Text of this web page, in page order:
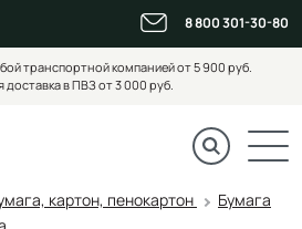
8 800 301-30-80
транспортной компанией от 5 900 руб.
доставка в ПВЗ от 3 000 руб.
картон, пенокартон
Бумага